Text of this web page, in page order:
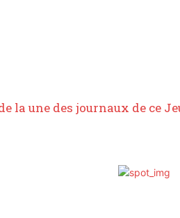
la une des journaux de ce